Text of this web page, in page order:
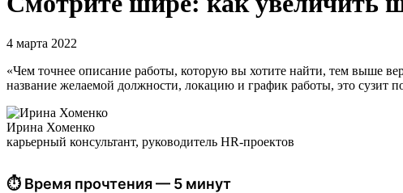
4 марта 2022
«Чем точнее описание работы, которую вы хотите найти, тем выше
название желаемой должности, локацию и график работы, это сузит
Ирина Хоменко
карьерный консультант, руководитель HR-проектов
⏱ Время прочтения — 5 минут